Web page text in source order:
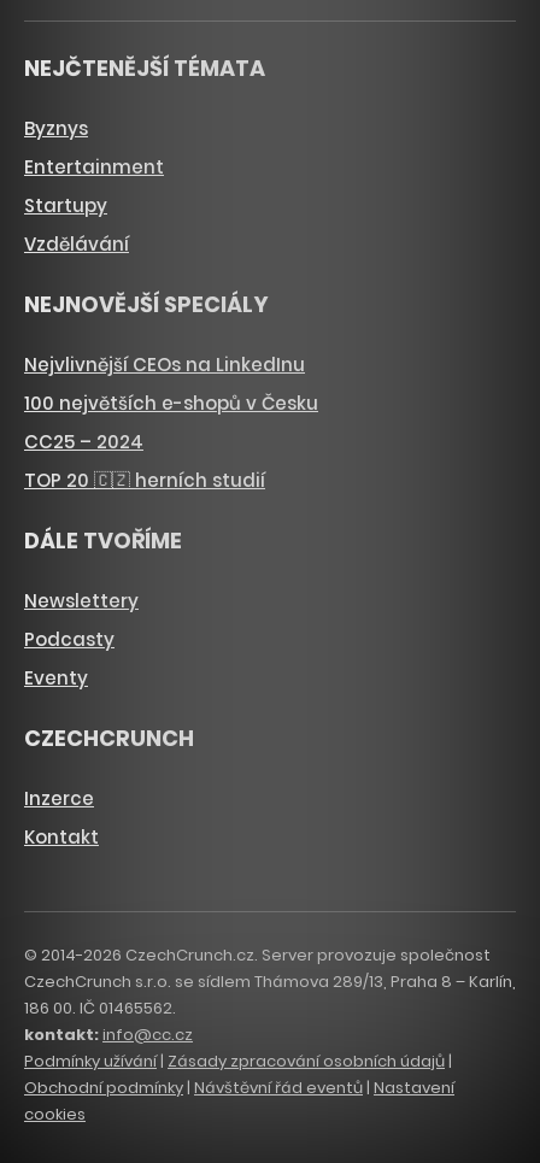
NEJČTENĚJŠÍ TÉMATA
Byznys
Entertainment
Startupy
Vzdělávání
NEJNOVĚJŠÍ SPECIÁLY
Nejvlivnější CEOs na LinkedInu
100 největších e-shopů v Česku
CC25 – 2024
TOP 20 🇨🇿 herních studií
DÁLE TVOŘÍME
Newslettery
Podcasty
Eventy
CZECHCRUNCH
Inzerce
Kontakt
© 2014-2026 CzechCrunch.cz. Server provozuje společnost
CzechCrunch s.r.o. se sídlem Thámova 289/13, Praha 8 – Karlín,
186 00. IČ 01465562.
kontakt:info@cc.cz
Podmínky užívání| Zásady zpracování osobních údajů|
Obchodní podmínky| Návštěvní řád eventů | Nastavení
cookies